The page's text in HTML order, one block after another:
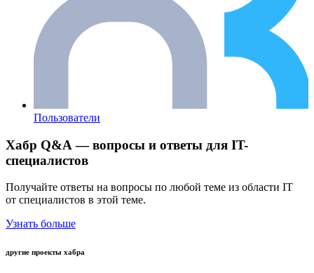
Пользователи
Хабр Q&A — вопросы и ответы для IT-
специалистов
Получайте ответы на вопросы по любой теме из области IT
от специалистов в этой теме.
Узнать больше
другие проекты хабра